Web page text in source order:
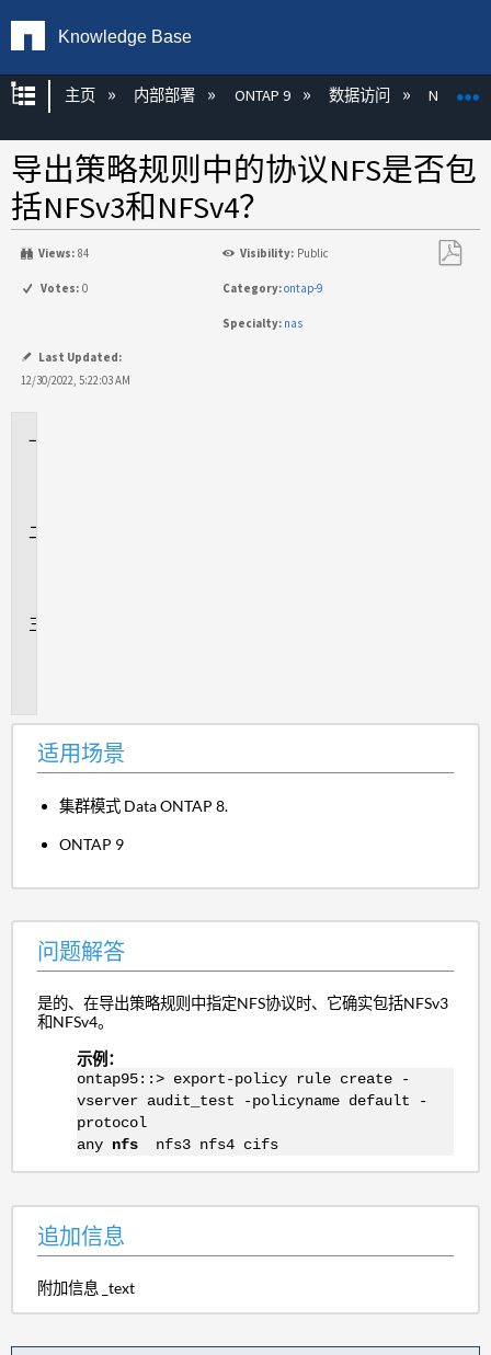
Knowledge Base
扩展/隐缩全局层次
主页 内部部署 ONTAP 9 数据访问 NAS
导出策略规则中的协议NFS是否包
括NFSv3和NFSv4？
Views: 84 Visibility: Public
Votes: 0 Category:ontap-9
Specialty: nas
Last Updated:
12/30/2022, 5:22:03 AM
适用场景
集群模式 Data ONTAP 8.
ONTAP 9
问题解答
是的、在导出策略规则中指定NFS协议时、它确实包括NFSv3
和NFSv4。
示例：
ontap95::> export-policy rule create -
vserver audit_test -policyname default -
protocol
any nfsnfs3 nfs4 cifs
追加信息
附加信息 _text